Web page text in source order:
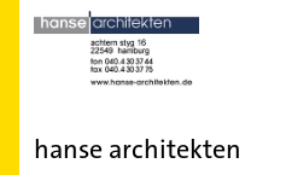
hanse architekten